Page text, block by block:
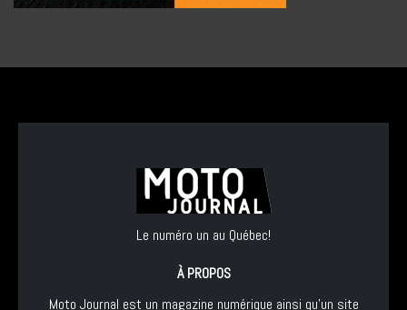
Le numéro un au Québec!
À PROPOS
Moto Journal est un magazine numérique ainsi qu'un site